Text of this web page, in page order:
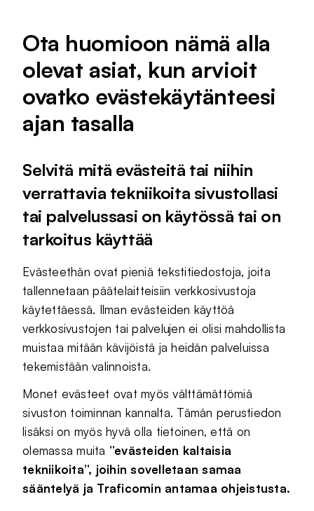
Ota huomioon nämä alla
olevat asiat, kun arvioit
ovatko evästekäytänteesi
ajan tasalla
Selvitä mitä evästeitä tai niihin
verrattavia tekniikoita sivustollasi
tai palvelussasi on käytössä tai on
tarkoitus käyttää
Evästeethän ovat pieniä tekstitiedostoja, joita
tallennetaan päätelaitteisiin verkkosivustoja
käytettäessä. Ilman evästeiden käyttöä
verkkosivustojen tai palvelujen ei olisi mahdollista
muistaa mitään kävijöistä ja heidän palveluissa
tekemistään valinnoista.
Monet evästeet ovat myös välttämättömiä
sivuston toiminnan kannalta. Tämän perustiedon
lisäksi on myös hyvä olla tietoinen, että on
olemassa muita ”evästeiden kaltaisia
tekniikoita”, joihin sovelletaan samaa
sääntelyä ja Traficomin antamaa ohjeistusta.